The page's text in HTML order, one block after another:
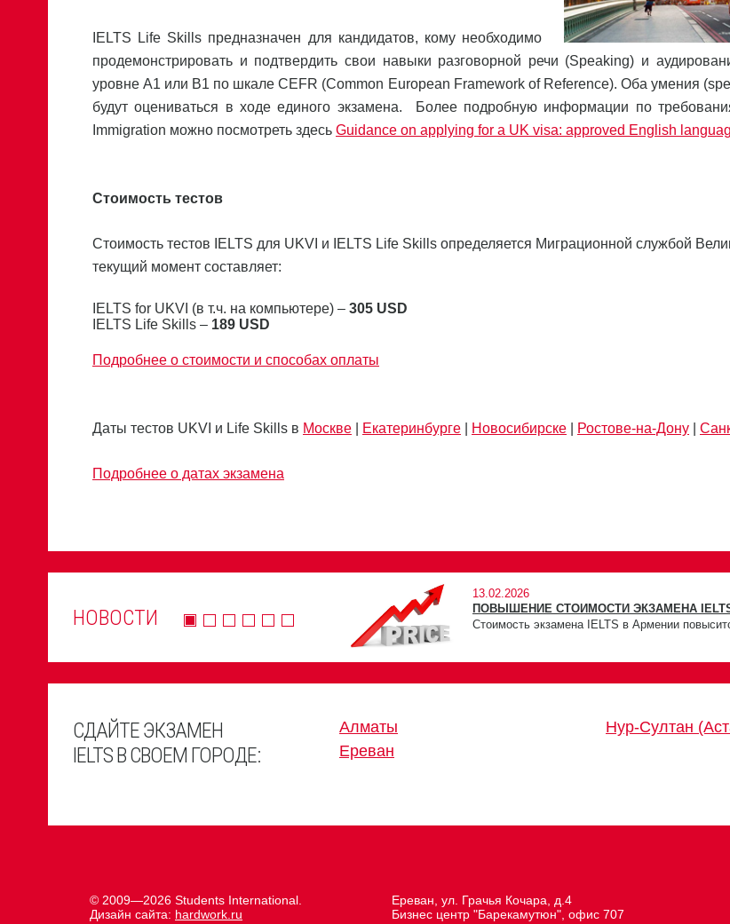
IELTS Life Skills предназначен для кандидатов, кому необходимо
продемонстрировать и подтвердить свои навыки разговорной речи (Speaking) и
уровне А1 или В1 по шкале CEFR (Common European Framework of Reference). Оба умения
будут оцениваться в ходе единого экзамена. Более подробную информации по
Immigration можно посмотреть здесь Guidance on applying for a UK visa: approved English
Стоимость тестов
Стоимость тестов IELTS для UKVI и IELTS Life Skills определяется Миграционной службой
текущий момент составляет:
IELTS for UKVI (в т.ч. на компьютере) – 305 USD
IELTS Life Skills – 189 USD
Подробнее о стоимости и способах оплаты
Даты тестов UKVI и Life Skills в Москве Екатеринбурге Новосибирске Ростове-на-Дону
Подробнее о датах экзамена
НОВОСТИ
13.02.2026
ПОВЫШЕНИЕ СТОИМОСТИ ЭКЗАМЕНА
Стоимость экзамена IELTS в Армении
СДАЙТЕ ЭКЗАМЕН
IELTS В СВОЕМ ГОРОДЕ:
Алматы
Ереван
Нур-Султан
Ереван, ул. Грачья Кочара, д.4
Бизнес центр "Барекамутюн", офис 707
© 2009—2026 Students International.
Дизайн сайта: hardwork.ru